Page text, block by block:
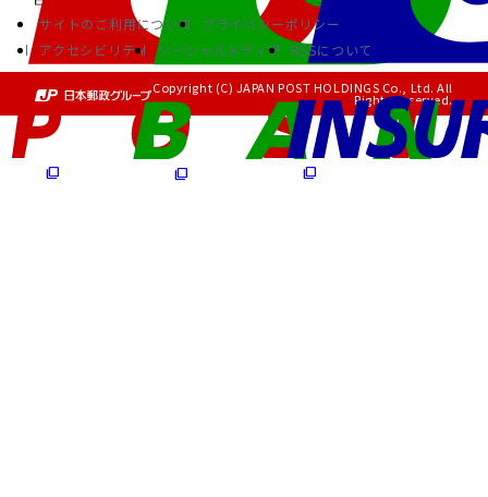
サイトのご利用について
プライバシーポリシー
アクセシビリティ
ソーシャルメディア RSSについて
Copyright (C) JAPAN POST HOLDINGS Co., Ltd. All
Rights Reserved.